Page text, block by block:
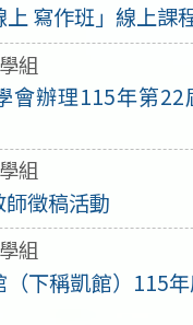
上 寫作班」線上課
組
會辦理115年第22
組
徵稿活動
組
（下稱凱館）115